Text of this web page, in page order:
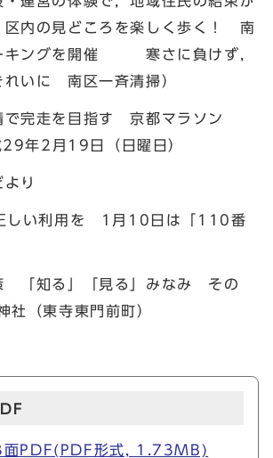
内の見どころを楽しく歩く！ 南
キングを開催 寒さに負けず，
れいに 南区一斉清掃）
で完走を目指す 京都マラソン
年2月19日（日曜日）
より
しい利用を 1月10日は「110番
「知る」「見る」みなみ その
（東寺東門前町）
面PDF(PDF形式, 1.73MB)